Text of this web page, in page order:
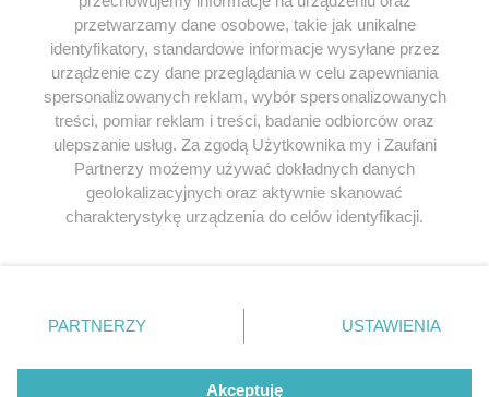
SPOŁECZNOŚĆ
WSPÓŁPRACA
KONTAKT
ODWIEDŹ RÓWNIEŻ:
przetwarzamy dane osobowe, takie jak unikalne
identyfikatory, standardowe informacje wysyłane przez
urządzenie czy dane przeglądania w celu zapewniania
spersonalizowanych reklam, wybór spersonalizowanych
treści, pomiar reklam i treści, badanie odbiorców oraz
ulepszanie usług. Za zgodą Użytkownika my i Zaufani
Partnerzy możemy używać dokładnych danych
geolokalizacyjnych oraz aktywnie skanować
charakterystykę urządzenia do celów identyfikacji.
zmienić/wycofać klikając przycisk ustawień prywatności
znajdujący się w lewym dolnym rogu strony
. Niektóre
użytkownika, ale masz prawo sprzeciwić się takiemu
PARTNERZY USTAWIENIA
Akceptuję